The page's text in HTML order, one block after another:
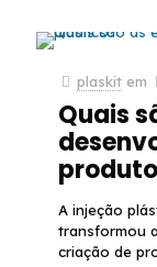
plaskit em
Quais
A injeção
transformou
criação de